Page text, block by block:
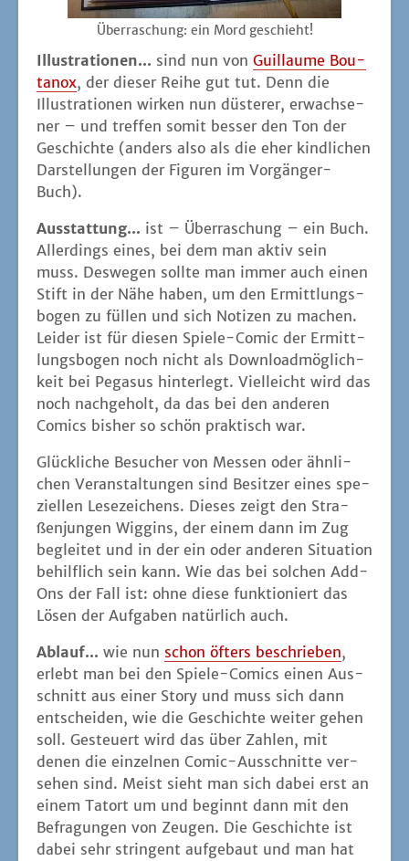
Über­ra­schung: ein Mord geschieht!
Illus­tra­tio­nen... sind nun von Guil­laume Bou­
tan­ox, der die­ser Rei­he gut tut. Denn die
Illus­tra­tio­nen wir­ken nun düs­te­rer, erwach­se­
ner – und tref­fen somit bes­ser den Ton der
Geschich­te (anders also als die eher kind­li­chen
Dar­stel­lun­gen der Figu­ren im Vorgänger-
Buch).
Aus­stat­tung... ist – Über­ra­schung – ein Buch.
Aller­dings eines, bei dem man aktiv sein
muss. Des­we­gen soll­te man immer auch einen
Stift in der Nähe haben, um den Ermitt­lungs­
bo­gen zu fül­len und sich Noti­zen zu machen.
Lei­der ist für die­sen Spie­le-Comic der Ermitt­
lungs­bo­gen noch nicht als Down­load­mög­lich­
keit bei Pega­sus hin­ter­legt. Viel­leicht wird das
noch nach­ge­holt, da das bei den ande­ren
Comics bis­her so schön prak­tisch war.
Glück­li­che Besu­cher von Mes­sen oder ähn­li­
chen Ver­an­stal­tun­gen sind Besit­zer eines spe­
zi­el­len Lese­zei­chens. Die­ses zeigt den Stra­
ßen­jun­gen Wig­gins, der einem dann im Zug
beglei­tet und in der ein oder ande­ren Situa­ti­on
behilf­lich sein kann. Wie das bei sol­chen Add-
Ons der Fall ist: ohne die­se funk­tio­niert das
Lösen der Auf­ga­ben natür­lich auch.
Ablauf... wie nun schon öfters beschrie­ben,
erlebt man bei den Spie­le-Comics einen Aus­
schnitt aus einer Sto­ry und muss sich dann
ent­schei­den, wie die Geschich­te wei­ter gehen
soll. Gesteu­ert wird das über Zah­len, mit
denen die ein­zel­nen Comic-Aus­schnit­te ver­
se­hen sind. Meist sieht man sich dabei erst an
einem Tat­ort um und beginnt dann mit den
Befra­gun­gen von Zeu­gen. Die Geschich­te ist
dabei sehr strin­gent auf­ge­baut und man hat